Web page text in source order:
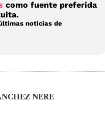
como fuente preferida
noticias de
NERE